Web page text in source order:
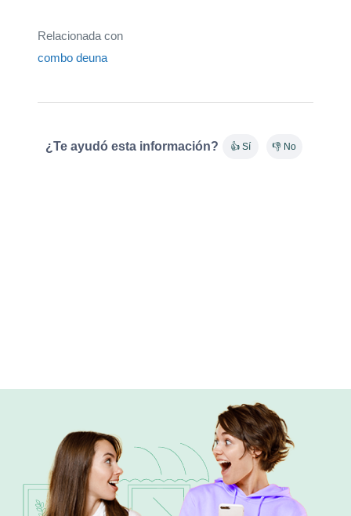
Relacionada con
combo deuna
¿Te ayudó esta información? 👍 Sí 👎 No